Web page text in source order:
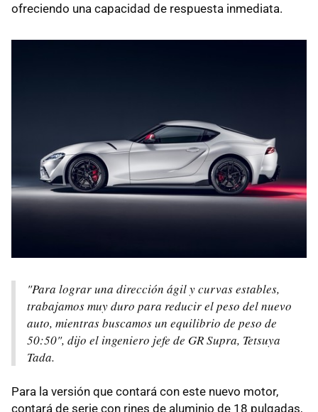
ofreciendo una capacidad de respuesta inmediata.
"Para lograr una dirección ágil y curvas estables,
trabajamos muy duro para reducir el peso del nuevo
auto, mientras buscamos un equilibrio de peso de
50:50", dijo el ingeniero jefe de GR Supra, Tetsuya
Tada.
Para la versión que contará con este nuevo motor,
contará de serie con rines de aluminio de 18 pulgadas,